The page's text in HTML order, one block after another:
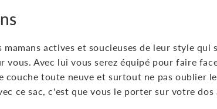
actives et soucieuses de leur style qui
Avec lui vous serez équipé pour faire
couche toute neuve et surtout ne pas oublier
ce sac, c'est que vous le porter sur votre